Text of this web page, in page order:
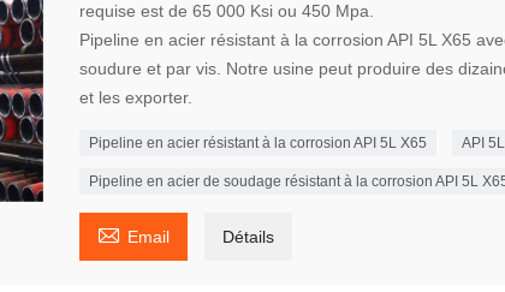
requise est de 65 000 Ksi ou 450 Mpa.
Pipeline en acier résistant à la corrosion API 5L X65
soudure et par vis. Notre usine peut produire des
et les exporter.
Pipeline en acier résistant à la corrosion API 5L X65 API
Pipeline en acier de soudage résistant à la corrosion API 5L
 Email Détails